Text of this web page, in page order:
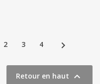
2 3 4 
Retour en haut 